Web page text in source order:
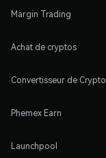
Margin Trading
Achat de cryptos
Convertisseur de Crypto
Phemex Earn
Launchpool